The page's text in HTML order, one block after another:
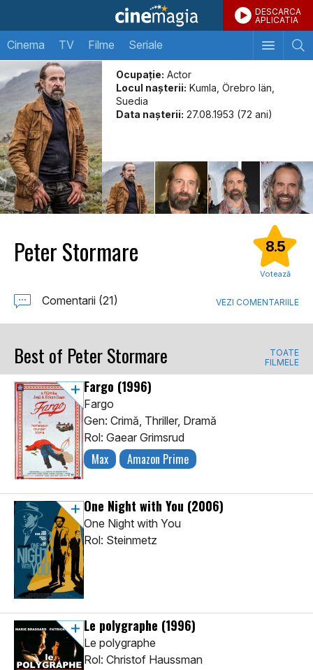
DESCARCA
APLICATIA
Cinema TV Filme Seriale
Ocupație: Actor
Locul naşterii: Kumla, Örebro län,
Suedia
Data naşterii: 27.08.1953 (72 ani)
Peter Stormare 8.5
Votează
Comentarii (21) VEZI COMENTARIILE
Best of Peter Stormare
TOATE
FILMELE
Fargo (1996)
Fargo
Gen: Crimă, Thriller, Dramă
Rol: Gaear Grimsrud
Max Amazon Prime
One Night with You (2006)
One Night with You
Rol: Steinmetz
Le polygraphe (1996)
Le polygraphe
Rol: Christof Haussman